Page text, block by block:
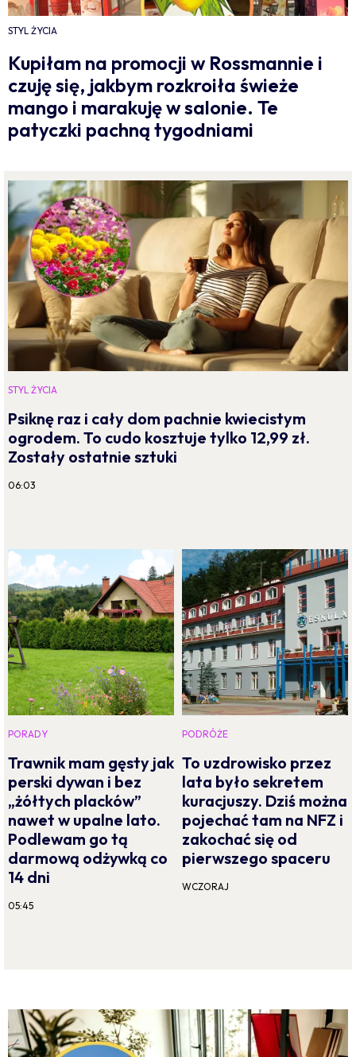
STYL ŻYCIA
Kupiłam na promocji w Rossmannie i
czuję się, jakbym rozkroiła świeże
mango i marakuję w salonie. Te
patyczki pachną tygodniami
STYL ŻYCIA
Psiknę raz i cały dom pachnie kwiecistym
ogrodem. To cudo kosztuje tylko 12,99 zł.
Zostały ostatnie sztuki
06:03
PORADY
Trawnik mam gęsty jak
perski dywan i bez
„żółtych placków”
nawet w upalne lato.
Podlewam go tą
darmową odżywką co
14 dni
05:45
PODRÓŻE
To uzdrowisko przez
lata było sekretem
kuracjuszy. Dziś można
pojechać tam na NFZ i
zakochać się od
pierwszego spaceru
WCZORAJ